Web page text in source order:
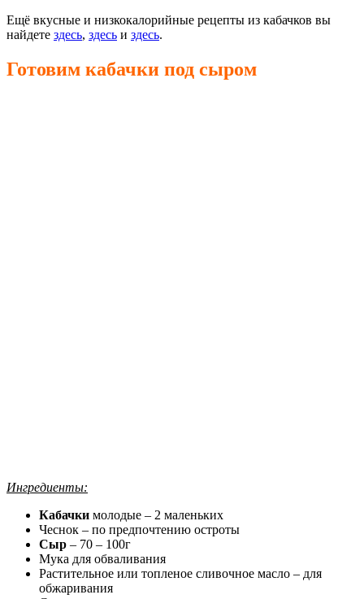
Ещё вкусные и низкокалорийные рецепты из кабачков вы
найдете здесь, здесь и здесь.
Готовим кабачки под сыром
Ингредиенты:
Кабачки молодые – 2 маленьких
Чеснок – по предпочтению остроты
Сыр – 70 – 100г
Мука для обваливания
Растительное или топленое сливочное масло – для
обжаривания